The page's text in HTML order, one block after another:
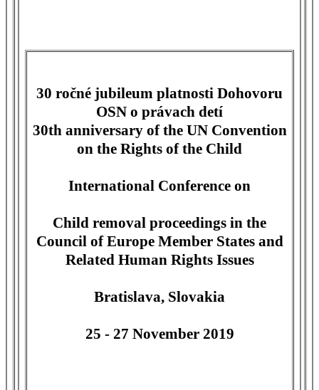
30 ročné jubileum platnosti Dohovoru
OSN o právach detí
30th anniversary of the UN Convention
on the Rights of the Child
International Conference on
Child removal proceedings in the
Council of Europe Member States and
Related Human Rights Issues
Bratislava, Slovakia
25 - 27 November 2019